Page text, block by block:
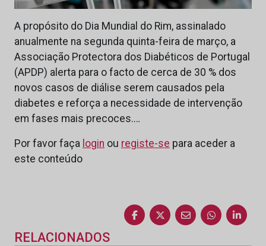
A propósito do Dia Mundial do Rim, assinalado
anualmente na segunda quinta-feira de março, a
Associação Protectora dos Diabéticos de Portugal
(APDP) alerta para o facto de cerca de 30 % dos
novos casos de diálise serem causados pela
diabetes e reforça a necessidade de intervenção
em fases mais precoces.…
Por favor faça login ou registe-se para aceder a
este conteúdo
RELACIONADOS